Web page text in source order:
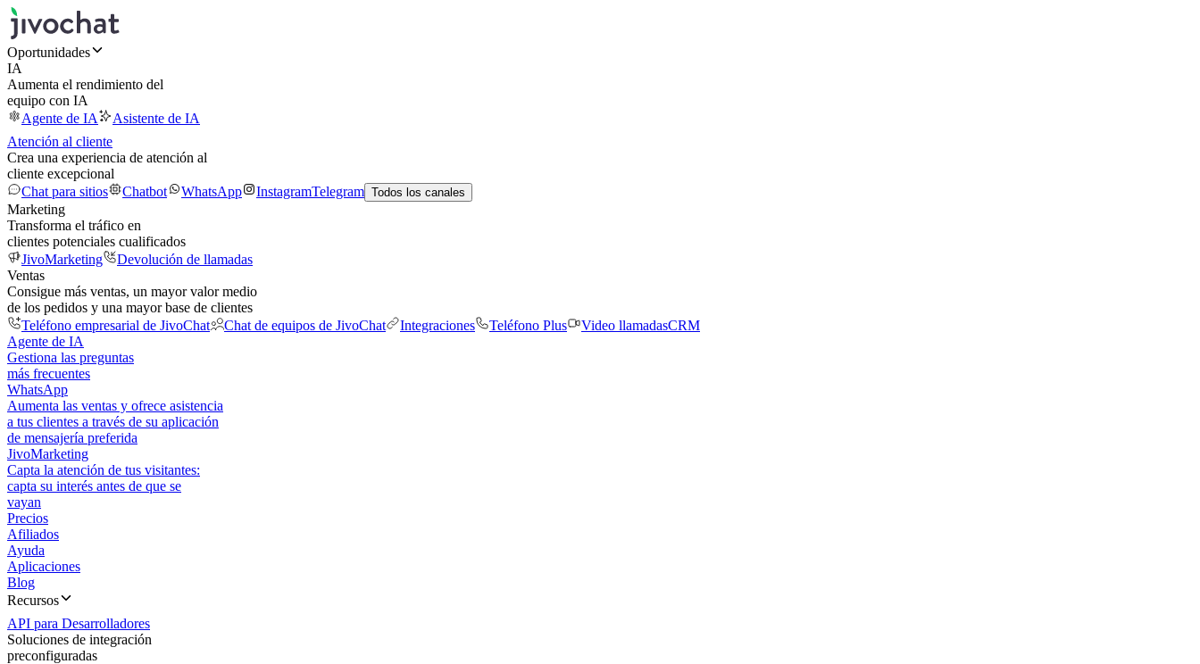
Oportunidades
IA
Aumenta el rendimiento del
equipo con IA
Agente de IA
Asistente de IA
Atención al cliente
Crea una experiencia de atención al
cliente excepcional
Chat para sitios
Chatbot WhatsApp InstagramTelegram Todos los canales
Marketing
Transforma el tráfico en
clientes potenciales cualificados
JivoMarketing
Devolución de llamadas
Ventas
Consigue más ventas, un mayor valor medio
de los pedidos y una mayor base de clientes
Teléfono empresarial de JivoChat
Chat de equipos de JivoChat Integraciones Teléfono Plus Video llamadasCRM
Agente de IA
Gestiona las preguntas
más frecuentes
WhatsApp
Aumenta las ventas y ofrece asistencia
a tus clientes a través de su aplicación
de mensajería preferida
JivoMarketing
Capta la atención de tus visitantes:
capta su interés antes de que se
vayan
Precios
Afiliados
Ayuda
Aplicaciones
Blog
Recursos
API para Desarrolladores
Soluciones de integración
preconfiguradas